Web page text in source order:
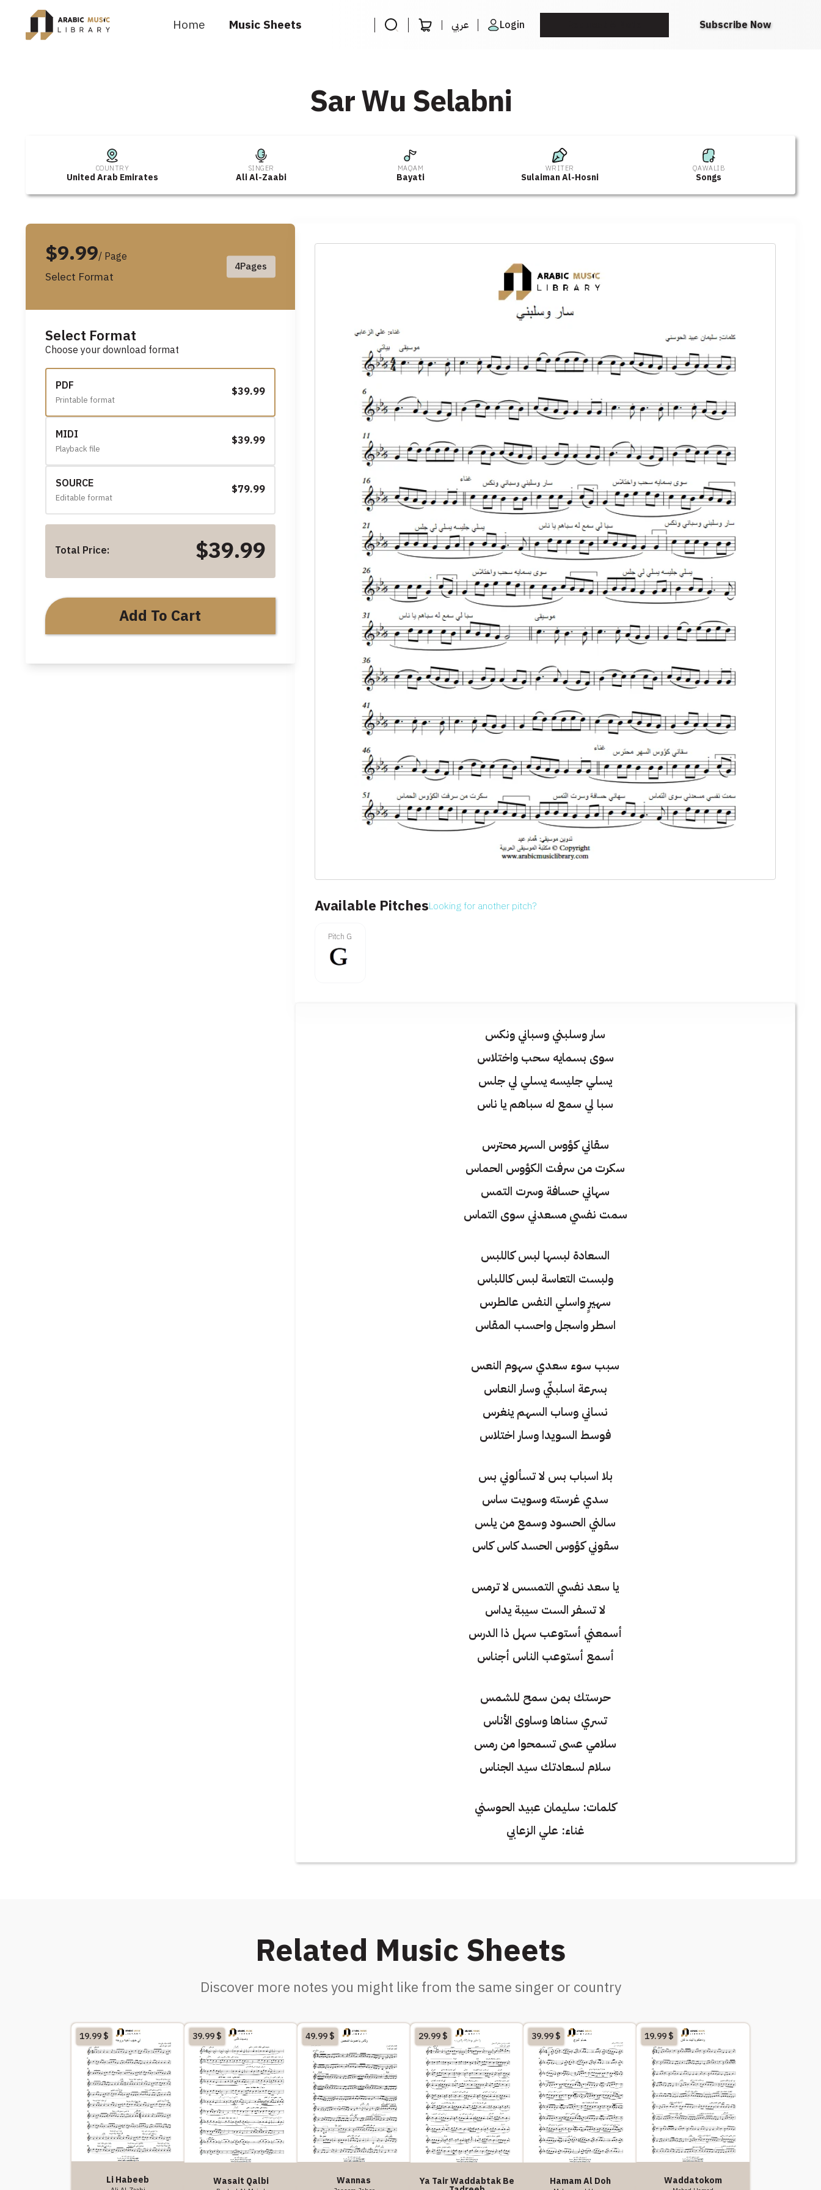
Home Music Sheets عربي Login Subscribe Now
Sar Wu Selabni
COUNTRY
United Arab Emirates
SINGER
Ali Al-Zaabi
MAQAM
Bayati
WRITER
Sulaiman Al-Hosni
QAWALIB
Songs
$9.99/ Page
Select Format
4Pages
Select Format
Choose your download format
PDF
Printable format
$39.99
MIDI
Playback file
$39.99
SOURCE
Editable format
$79.99
Total Price: $39.99
Add To Cart
Available PitchesLooking for another pitch?
Pitch G
سار وسلبني وسباني ونكس
سوى بسمايه سحب واختلاس
يسلي جليسه يسلي لي جلس
سبا لي سمع له سباهم يا ناس
سقاني كؤوس السهر محترس
سكرت من سرفت الكؤوس الحماس
سهاني حسافة وسرت التمس
سمت نفسي مسعدني سوى التماس
السعادة لبسها لبس كاللبس
ولبست التعاسة لبس كاللباس
سهيرٍ واسلي النفس عالطرس
اسطر واسجل واحسب المقاس
سبب سوء سعدي سهوم النعس
بسرعة اسلبنّي وسار النعاس
نساني وساب السهم ينغرس
فوسط السويدا وسار اختلاس
بلا اسباب بس لا تسألوني بس
سدي غرسته وسويت ساس
سالني الحسود وسمع من يلس
سقوني كؤوس الحسد كاس كاس
يا سعد نفسي التمسس لا ترمس
لا تسفر الست سيبة يداس
أسمعني أستوعب سهل ذا الدرس
أسمع أستوعب الناس أجناس
حرستك بمن سمح للشمس
تسري سناها وساوى الأناس
سلامي عسى تسمحوا من رمس
سلام لسعادتك سيد الجناس
كلمات: سليمان عبيد الحوسني
غناء: علي الزعابي
Related Music Sheets
Discover more notes you might like from the same singer or country
Li Habeeb
19.99$
Wasait Qalbi
39.99$
Wannas
49.99$
Ya Tair Waddabtak Be
29.99$
Hamam Al Doh
39.99$
Waddatokom
19.99$